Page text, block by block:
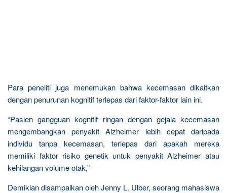
Para peneliti juga menemukan bahwa kecemasan dikaitkan
dengan penurunan kognitif terlepas dari faktor-faktor lain ini.
“Pasien gangguan kognitif ringan dengan gejala kecemasan
mengembangkan penyakit Alzheimer lebih cepat daripada
individu tanpa kecemasan, terlepas dari apakah mereka
memiliki faktor risiko genetik untuk penyakit Alzheimer atau
kehilangan volume otak,”
Demikian disampaikan oleh Jenny L. Ulber, seorang mahasiswa